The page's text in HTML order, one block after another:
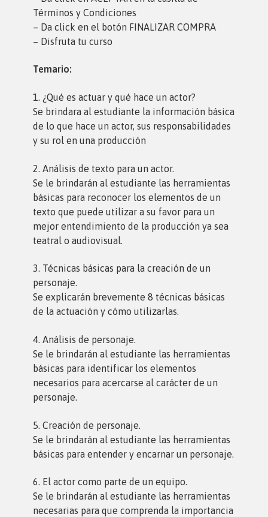
Términos y Condiciones
– Da click en el botón FINALIZAR COMPRA
– Disfruta tu curso
Temario:
1. ¿Qué es actuar y qué hace un actor?
Se brindara al estudiante la información básica
de lo que hace un actor, sus responsabilidades
y su rol en una producción
2. Análisis de texto para un actor.
Se le brindarán al estudiante las herramientas
básicas para reconocer los elementos de un
texto que puede utilizar a su favor para un
mejor entendimiento de la producción ya sea
teatral o audiovisual.
3. Técnicas básicas para la creación de un
personaje.
Se explicarán brevemente 8 técnicas básicas
de la actuación y cómo utilizarlas.
4. Análisis de personaje.
Se le brindarán al estudiante las herramientas
básicas para identificar los elementos
necesarios para acercarse al carácter de un
personaje.
5. Creación de personaje.
Se le brindarán al estudiante las herramientas
básicas para entender y encarnar un personaje.
6. El actor como parte de un equipo.
Se le brindarán al estudiante las herramientas
necesarias para que comprenda la importancia